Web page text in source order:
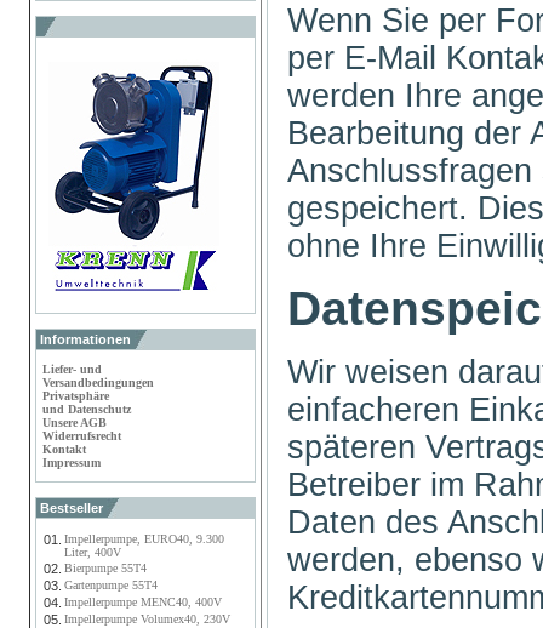
Informationen
Liefer- und
Versandbedingungen
Privatsphäre
und Datenschutz
Unsere AGB
Widerrufsrecht
Kontakt
Impressum
Bestseller
01.
Impellerpumpe, EURO40, 9.300
Liter, 400V
02. Bierpumpe 55T4
03. Gartenpumpe 55T4
04. Impellerpumpe MENC40, 400V
05. Impellerpumpe Volumex40, 230V
Wenn Sie per
per E-Mail
werden Ihre
Bearbeitung der
gespeichert.
ohne Ihre
Wir weisen
einfacheren
späteren
Betreiber im
Daten des
werden, ebenso